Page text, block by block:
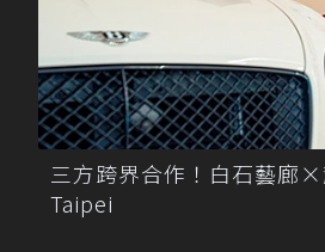
三方跨界合作！白石藝廊
Taipei